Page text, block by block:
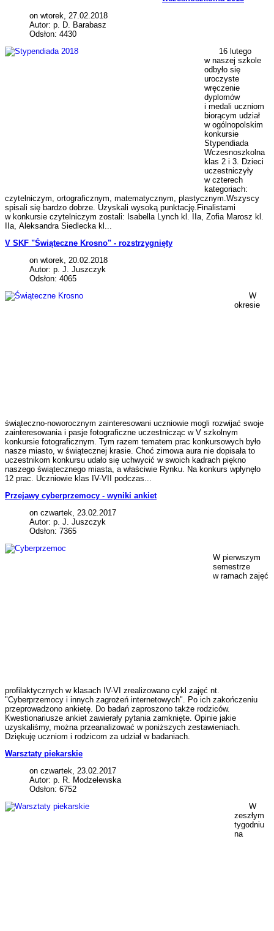
on wtorek, 27.02.2018
Autor: p. D. Barabasz
Odsłon: 4430
16 lutego
w naszej szkole
odbyło się
uroczyste
wręczenie
dyplomów
i medali uczniom
biorącym udział
w ogólnopolskim
konkursie
Stypendiada
Wczesnoszkolna
klas 2 i 3. Dzieci
uczestniczyły
w czterech
kategoriach:
czytelniczym, ortograficznym, matematycznym, plastycznym.Wszyscy
spisali się bardzo dobrze. Uzyskali wysoką punktację.Finalistami
w konkursie czytelniczym zostali: Isabella Lynch kl. IIa, Zofia Marosz kl.
IIa, Aleksandra Siedlecka kl...
V SKF "Świąteczne Krosno" - rozstrzygnięty
on wtorek, 20.02.2018
Autor: p. J. Juszczyk
Odsłon: 4065
W
okresie
świąteczno-noworocznym zainteresowani uczniowie mogli rozwijać swoje
zainteresowania i pasje fotograficzne uczestnicząc w V szkolnym
konkursie fotograficznym. Tym razem tematem prac konkursowych było
nasze miasto, w świątecznej krasie. Choć zimowa aura nie dopisała to
uczestnikom konkursu udało się uchwycić w swoich kadrach piękno
naszego świątecznego miasta, a właściwie Rynku. Na konkurs wpłynęło
12 prac. Uczniowie klas IV-VII podczas...
Przejawy cyberprzemocy - wyniki ankiet
on czwartek, 23.02.2017
Autor: p. J. Juszczyk
Odsłon: 7365
W pierwszym
semestrze
w ramach zajęć
profilaktycznych w klasach IV-VI zrealizowano cykl zajęć nt.
"Cyberprzemocy i innych zagrożeń internetowych". Po ich zakończeniu
przeprowadzono ankietę. Do badań zaproszono także rodziców.
Kwestionariusze ankiet zawierały pytania zamknięte. Opinie jakie
uzyskaliśmy, można przeanalizować w poniższych zestawieniach.
Dziękuję uczniom i rodzicom za udział w badaniach.
Warsztaty piekarskie
on czwartek, 23.02.2017
Autor: p. R. Modzelewska
Odsłon: 6752
W
zeszłym
tygodniu
na